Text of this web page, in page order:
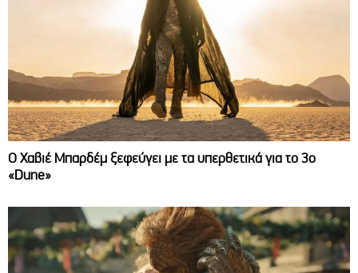
O Χαβιέ Μπαρδέμ ξεφεύγει με τα υπερθετικά για το 3ο
«Dune»